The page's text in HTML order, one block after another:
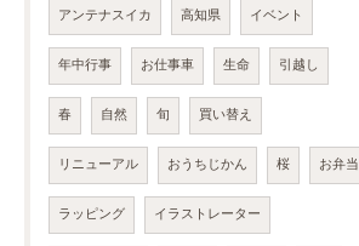
アンテナスイカ 高知県 イベント
年中行事 お仕事車 生命 引越し
春 自然 旬 買い替え
リニューアル おうちじかん 桜 お弁当
ラッピング イラストレーター